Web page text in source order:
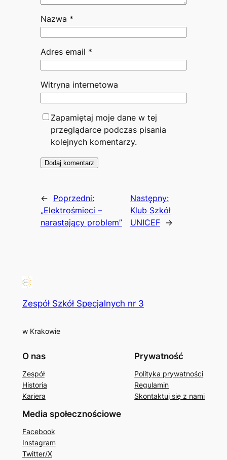
Nazwa *
Adres email *
Witryna internetowa
Zapamiętaj moje dane w tej
przeglądarce podczas pisania
kolejnych komentarzy.
← Poprzedni:
„Elektrośmieci –
narastający problem”
Następny:
Klub Szkół
UNICEF
→
Zespół Szkół Specjalnych nr 3
w Krakowie
O nas
Zespół
Historia
Kariera
Prywatność
Polityka prywatności
Regulamin
Skontaktuj się z nami
Media społecznościowe
Facebook
Instagram
Twitter/X